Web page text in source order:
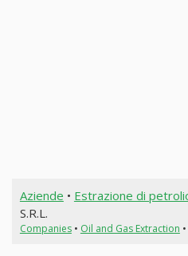
Aziende • Estrazione di
S.R.L.
Companies• Oil and Gas Extraction